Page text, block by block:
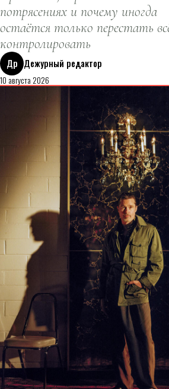
потрясениях и почему иногда
остаётся только перестать
контролировать
Др Дежурный редактор
10 августа 2026